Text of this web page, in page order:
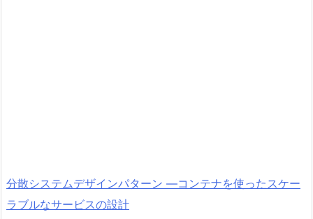
分散システムデザインパターン ―コンテナを使ったスケー
ラブルなサービスの設計